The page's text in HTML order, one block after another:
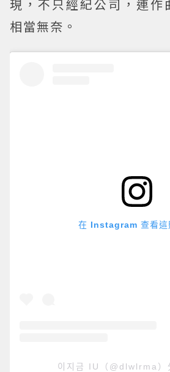
現，不只經紀公司，連作
相當無奈。
在 Instagram 查看這
이지금 IU（@dlwlrma